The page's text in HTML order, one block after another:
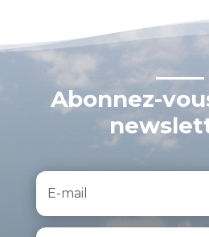
Abonnez-